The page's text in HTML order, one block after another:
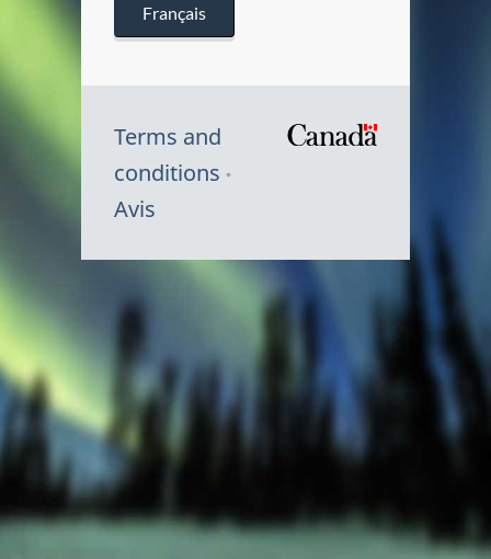
Français
Terms and
conditions
Avis
Canada